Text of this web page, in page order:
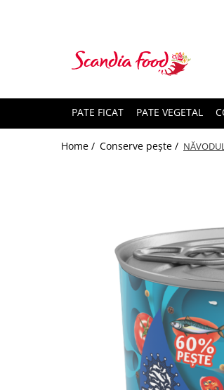
PATE FICAT PATE VEGETAL
Home / Conserve pește /